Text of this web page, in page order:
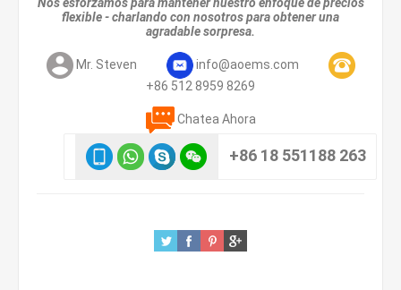
flexible - charlando con nosotros para obtener una
agradable sorpresa.
Mr. Steven
info@aoems.com
+86 512 8959 8269
Chatea Ahora
+86 18 551188 263